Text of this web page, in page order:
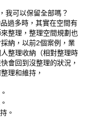
我可以保留全部嗎？
過多時，其實在空間有
整理，整理空間規劃也
納，以前2個案例，業
整理收納（相對整理時
會回到沒整理的狀況，
理和維持，
。